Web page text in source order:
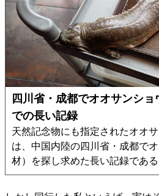
四川省・成都でオオサンショ
での長い記録
天然記念物にも指定されたオオ
は、中国内陸の四川省・成都で
材）を探し求めた長い記録であ